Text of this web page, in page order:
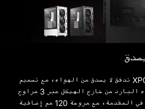
توفر شبكة XPG VALOR تدفق لا يصدق من الهواء، مع تصميم
انسيابي يسحب الهواء البارد من خارج الهيكل عبر 3 مراوح
120 مم مثبتة مسبقًا في المقدمة، مع مروحة 120 مم إضافية